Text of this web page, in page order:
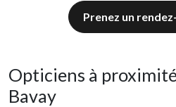
Prenez un
Opticiens à
Bavay